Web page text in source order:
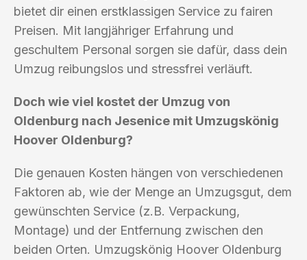
bietet dir einen erstklassigen Service zu fairen
Preisen. Mit langjähriger Erfahrung und
geschultem Personal sorgen sie dafür, dass dein
Umzug reibungslos und stressfrei verläuft.
Doch wie viel kostet der Umzug von
Oldenburg nach Jesenice mit Umzugskönig
Hoover Oldenburg?
Die genauen Kosten hängen von verschiedenen
Faktoren ab, wie der Menge an Umzugsgut, dem
gewünschten Service (z.B. Verpackung,
Montage) und der Entfernung zwischen den
beiden Orten. Umzugskönig Hoover Oldenburg